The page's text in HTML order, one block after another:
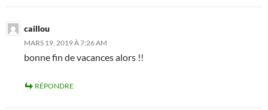
caillou
MARS 19, 2019 À 7:26 AM
bonne fin de vacances alors !!
RÉPONDRE